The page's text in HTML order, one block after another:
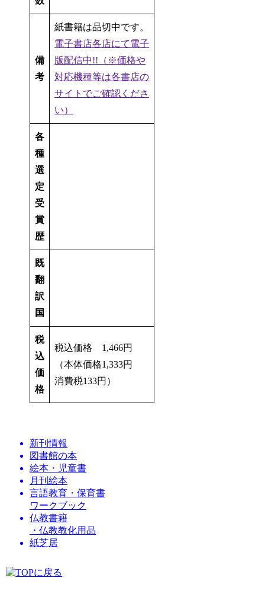
備
考
紙書籍は品切中です。
電子書店各店にて電子
版配信中!!（※価格や
対応機種等は各書店の
サイトでご確認くださ
い）
各
種
選
定
受
賞
歴
既
翻
訳
国
税
込
価
格
税込価格 1,466円
（本体価格1,333円
消費税133円）
新刊情報
図書館の本
絵本・児童書
月刊絵本
言語教育・保育書
ワークブック
仏教書籍
・仏教教化用品
紙芝居